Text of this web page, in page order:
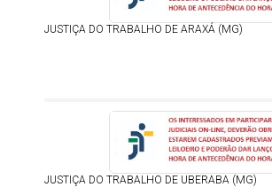
JUSTIÇA DO TRABALHO DE ARAXÁ (MG)
JUSTIÇA DO TRABALHO DE UBERABA (MG)